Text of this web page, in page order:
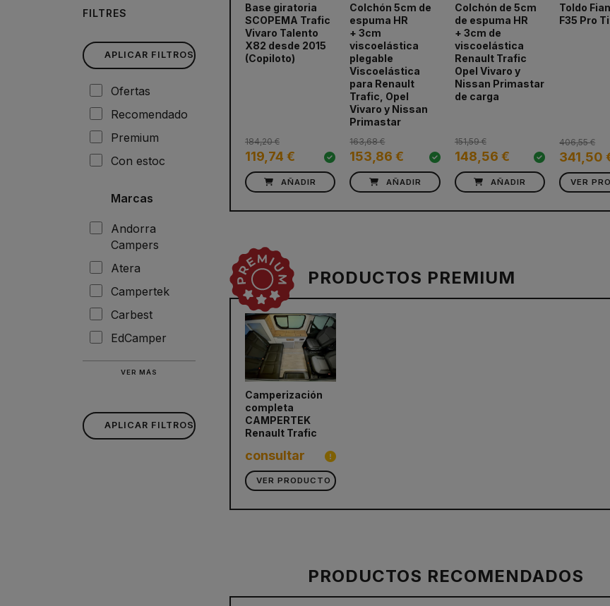
Base giratoria
SCOPEMA Trafic
Vivaro Talento
X82 desde 2015
(Copiloto)
119,74 €
184,20 €
AÑADIR
Colchón 5cm de
espuma HR
+ 3cm
viscoelástica
plegable
Viscoelástica
para Renault
Trafic, Opel
Vivaro y Nissan
Primastar
153,86 €
163,68 €
AÑADIR
Colchón de 5cm
de espuma HR
+ 3cm de
viscoelástica
Renault Trafic
Opel Vivaro y
Nissan Primastar
de carga
148,56 €
151,59 €
AÑADIR
Toldo
F35 Pro
341,50
406,55 €
VER
prev
PRODUCTOS PREMIUM
Camperización
completa
CAMPERTEK
Renault Trafic
consultar
VER PRODUCTO
PRODUCTOS RECOMENDADOS
FILTRES
APLICAR FILTROS
Ofertas
Recomendado
Premium
Con estoc
Marcas
Andorra
Campers
Atera
Campertek
Carbest
EdCamper
VER MÁS
APLICAR FILTROS